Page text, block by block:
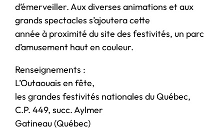
d’émerveiller. Aux diverses animations et aux
grands spectacles s’ajoutera cette
année à proximité du site des festivités, un parc
d’amusement haut en couleur.
Renseignements :
L’Outaouais en fête,
les grandes festivités nationales du Québec,
C.P. 449, succ. Aylmer
Gatineau (Québec)